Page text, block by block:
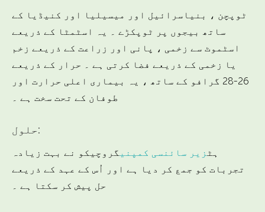
ٹوپچن ، بنیاسرائیل اور میسیلیا اور کنیڈیا کے
ساتھ بیجوں پر ٹوپکڑے ۔ یہ اسٹمٹا کے ذریعے
اسٹموٹ سے زخمی ، پانی اور زراعت کے ذریعے زخم
یا زخمی کے ذریعے فضا کرتی ہے ۔ حرار کے ذریعے
26-28 گرافو کے ساتھ ، یہ بیماری اعلی حرارت اور
طوفان کے تحت سخت ہے ۔
حلول:
ہٹزیر سائنسی کمپنیگروچیکو نے بہت زیادہ
تجربات کو جمع کر دیا ہے اور اُس کے عہد کے ذریعے
حل پیش کر سکتا ہے ۔